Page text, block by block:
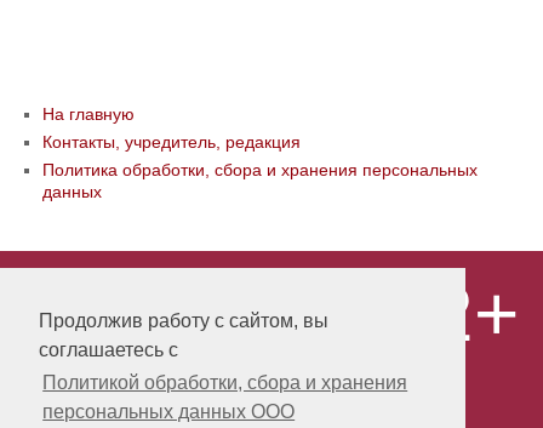
Продолжив работу с сайтом, вы
соглашаетесь с
Политикой обработки, сбора и хранения
персональных данных ООО
На главную
Контакты, учредитель, редакция
Политика обработки, сбора и хранения персональных
данных
«Publishing company «World of science»,
LLC Материалы, размещенные на сайте,
охраняются Законом о защите авторских
прав. Публикация любых материалов
этого сайта запрещена без
предварительного согласования с
12+